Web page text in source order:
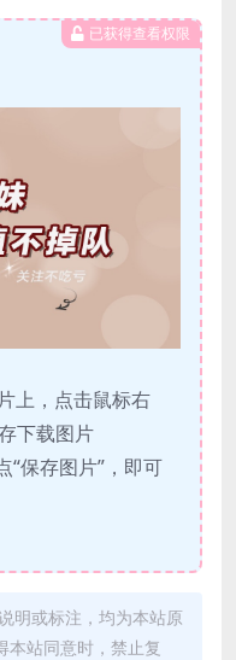
已获得查看权限
上，点击鼠标右
下载图片
“保存图片”，即可
明或标注，均为本站原
本站同意时，禁止复